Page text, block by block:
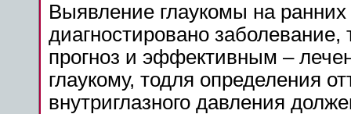
Выявление глаукомы на
диагностировано
прогноз и эффективным –
глаукому, тодля определения
внутриглазного давления